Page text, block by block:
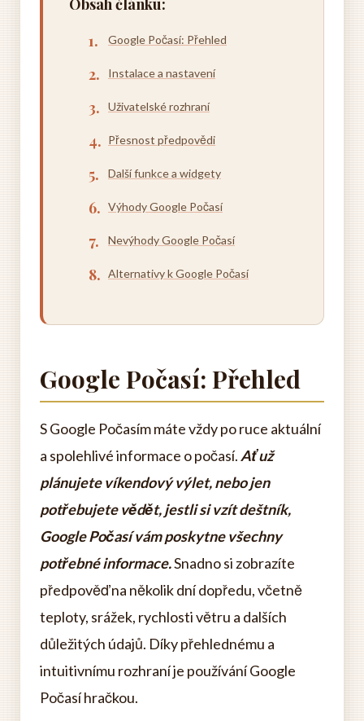
Obsah článku:
Google Počasí: Přehled
Instalace a nastavení
Uživatelské rozhraní
Přesnost předpovědi
Další funkce a widgety
Výhody Google Počasí
Nevýhody Google Počasí
Alternativy k Google Počasí
Google Počasí: Přehled
S Google Počasím máte vždy po ruce aktuální
a spolehlivé informace o počasí. Ať už
plánujete víkendový výlet, nebo jen
potřebujete vědět, jestli si vzít deštník,
Google Počasí vám poskytne všechny
potřebné informace.Snadno si zobrazíte
předpověď na několik dní dopředu, včetně
teploty, srážek, rychlosti větru a dalších
důležitých údajů. Díky přehlednému a
intuitivnímu rozhraní je používání Google
Počasí hračkou.